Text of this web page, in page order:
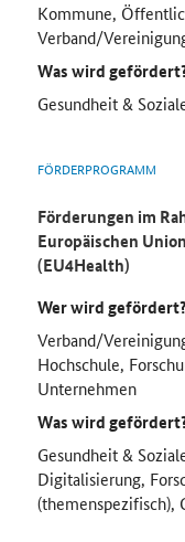
Kommune,
Verband/
Was wird
Gesundheit &
FÖRDERPROGRAMM
Förderungen im
Europäischen
(EU4Health)
Wer wird
Verband/
Hochschule,
Unternehmen
Was wird
Gesundheit &
Digitalisierung,
(themenspezifisch),